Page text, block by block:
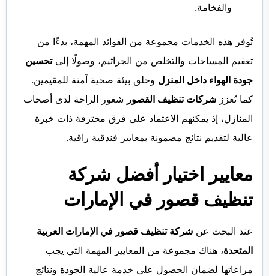
والفخامة.
تُوفر هذه الخدمات مجموعة من الفوائد المهمة، بدءًا من
تعقيم المساحات والتخلص من الجراثيم، وصولًا إلىتحسين
جودة الهواء داخل المنزل وخلق بيئة صحية آمنة للمقيمين.
كما تُعزز شركات تنظيف القصور شعور الراحة لدى أصحاب
المنازل، إذ يمكنهم الاعتماد على فرق محترفة ذات خبرة
عالية لتقديم نتائج مضمونة بمعايير فندقية راقية.
معايير اختيار أفضل شركة
تنظيف قصور في الإمارات
عند البحث عن شركة تنظيف قصور في الإمارات العربية
المتحدة، هناك مجموعة من المعايير المهمة التي يجب
مراعاتها لضمان الحصول على خدمة عالية الجودة ونتائج